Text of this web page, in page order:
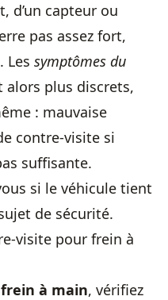
d’un capteur ou
pas assez fort,
Les symptômes du
plus discrets,
: mauvaise
contre-visite si
suffisante.
si le véhicule tient
de sécurité.
visite pour frein à
à main, vérifiez